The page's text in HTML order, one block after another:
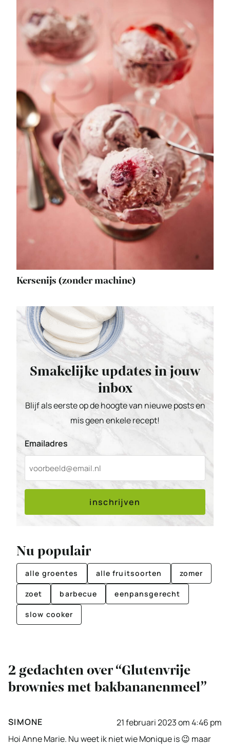
Kersenijs (zonder machine)
Smakelijke updates in jouw
inbox
Blijf als eerste op de hoogte van nieuwe posts en
mis geen enkele recept!
Emailadres
inschrijven
Nu populair
alle groentes alle fruitsoorten zomer
zoet barbecue eenpansgerecht
slow cooker
2 gedachten over “Glutenvrije
brownies met bakbananenmeel”
SIMONE
21 februari 2023 om 4:46 pm
Hoi Anne Marie. Nu weet ik niet wie Monique is 😉 maar